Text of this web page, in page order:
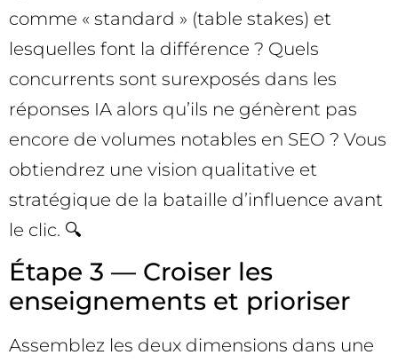
comme « standard » (table stakes) et
lesquelles font la différence ? Quels
concurrents sont surexposés dans les
réponses IA alors qu’ils ne génèrent pas
encore de volumes notables en SEO ? Vous
obtiendrez une vision qualitative et
stratégique de la bataille d’influence avant
le clic. 🔍
Étape 3 — Croiser les
enseignements et prioriser
Assemblez les deux dimensions dans une